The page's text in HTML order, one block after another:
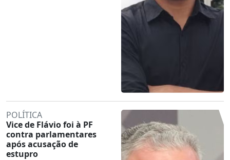
POLÍTICA
Vice de Flávio foi à PF
contra parlamentares
após acusação de
estupro